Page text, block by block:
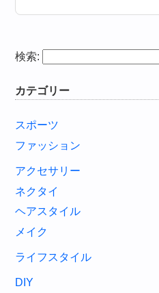
検索:
カテゴリー
スポーツ
ファッション
アクセサリー
ネクタイ
ヘアスタイル
メイク
ライフスタイル
DIY